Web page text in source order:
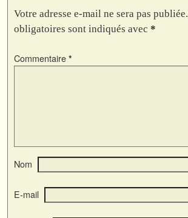
Votre adresse e-mail ne sera pas publiée.
obligatoires sont indiqués avec *
Commentaire *
Nom
E-mail